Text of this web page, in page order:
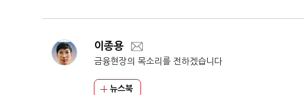
이종용
금융현장의 목소리를 전하겠습니다
뉴스북